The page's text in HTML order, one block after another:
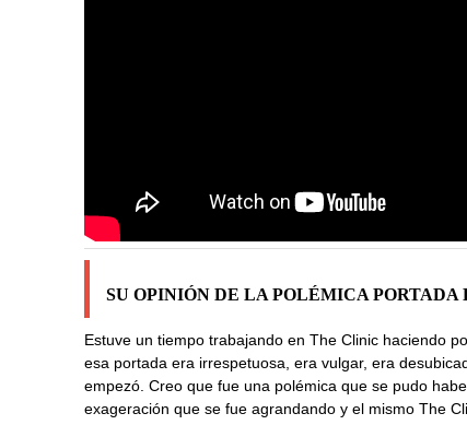
SU OPINIÓN DE LA POLÉMICA
Estuve un tiempo trabajando en The Clinic haciendo
esa portada era irrespetuosa, era vulgar, era
empezó. Creo que fue una polémica que se pudo
exageración que se fue agrandando y el mismo The